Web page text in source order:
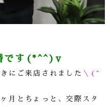
です(*^^)v
にご来店されました ＼(^
月とちょっと、交際スタ